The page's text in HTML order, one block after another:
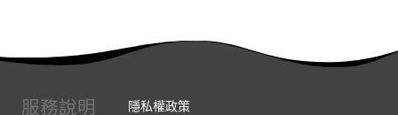
服務說明
隱私權政策